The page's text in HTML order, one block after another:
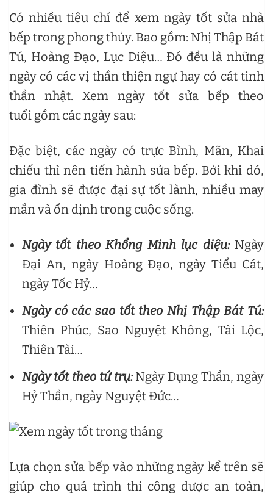
Có nhiều tiêu chí để xem ngày tốt sửa nhà
bếp trong phong thủy. Bao gồm: Nhị Thập Bát
Tú, Hoàng Đạo, Lục Diệu… Đó đều là những
ngày có các vị thần thiện ngự hay có cát tinh
thần nhật. Xem ngày tốt sửa bếp theo
tuổi gồm các ngày sau:
Đặc biệt, các ngày có trực Bình, Mãn, Khai
chiếu thì nên tiến hành sửa bếp. Bởi khi đó,
gia đình sẽ được đại sự tốt lành, nhiều may
mắn và ổn định trong cuộc sống.
Ngày tốt theo Khổng Minh lục diệu: Ngày
Đại An, ngày Hoàng Đạo, ngày Tiểu Cát,
ngày Tốc Hỷ…
Ngày có các sao tốt theo Nhị Thập Bát Tú:
Thiên Phúc, Sao Nguyệt Không, Tài Lộc,
Thiên Tài…
Ngày tốt theo tứ trụ: Ngày Dụng Thần, ngày
Hỷ Thần, ngày Nguyệt Đức…
Lựa chọn sửa bếp vào những ngày kể trên sẽ
giúp cho quá trình thi công được an toàn,